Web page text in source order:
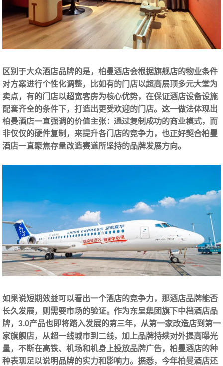
区别于大众酒店品牌的是，柏曼酒店会根据旗舰店的物业条件
对方案进行个性化调整，比如有的门店以超高层顶多元大堂为
卖点，有的门店以超宽客房为核心优势，在保证酒店设备设施
配套齐全的条件下，打造出更受欢迎的门店。这一做法体现出
柏曼酒店一直强调的价值主张：通过复制成功的商业模式，而
非仅仅的硬件复制，来提升各门店的竞争力，也正好契合柏曼
酒店一直聚焦存量改造赛道所坚持的品牌发展方向。
如果说短期效益可以看出一个酒店的竞争力，那酒店品牌能否
长久发展，则需要市场的验证。作为东呈集团旗下中档酒店品
牌，3.0产品也即将踏入发展的第三年， 从第一家改造店到第一
家旗舰店，从超一线城市到二线，加上品牌持续对外提高曝光
量，不断在高铁、机场和机身上投放品牌广告，柏曼酒店的种
种表现足以说明品牌的实力和影响力。据悉，今年柏曼酒店还